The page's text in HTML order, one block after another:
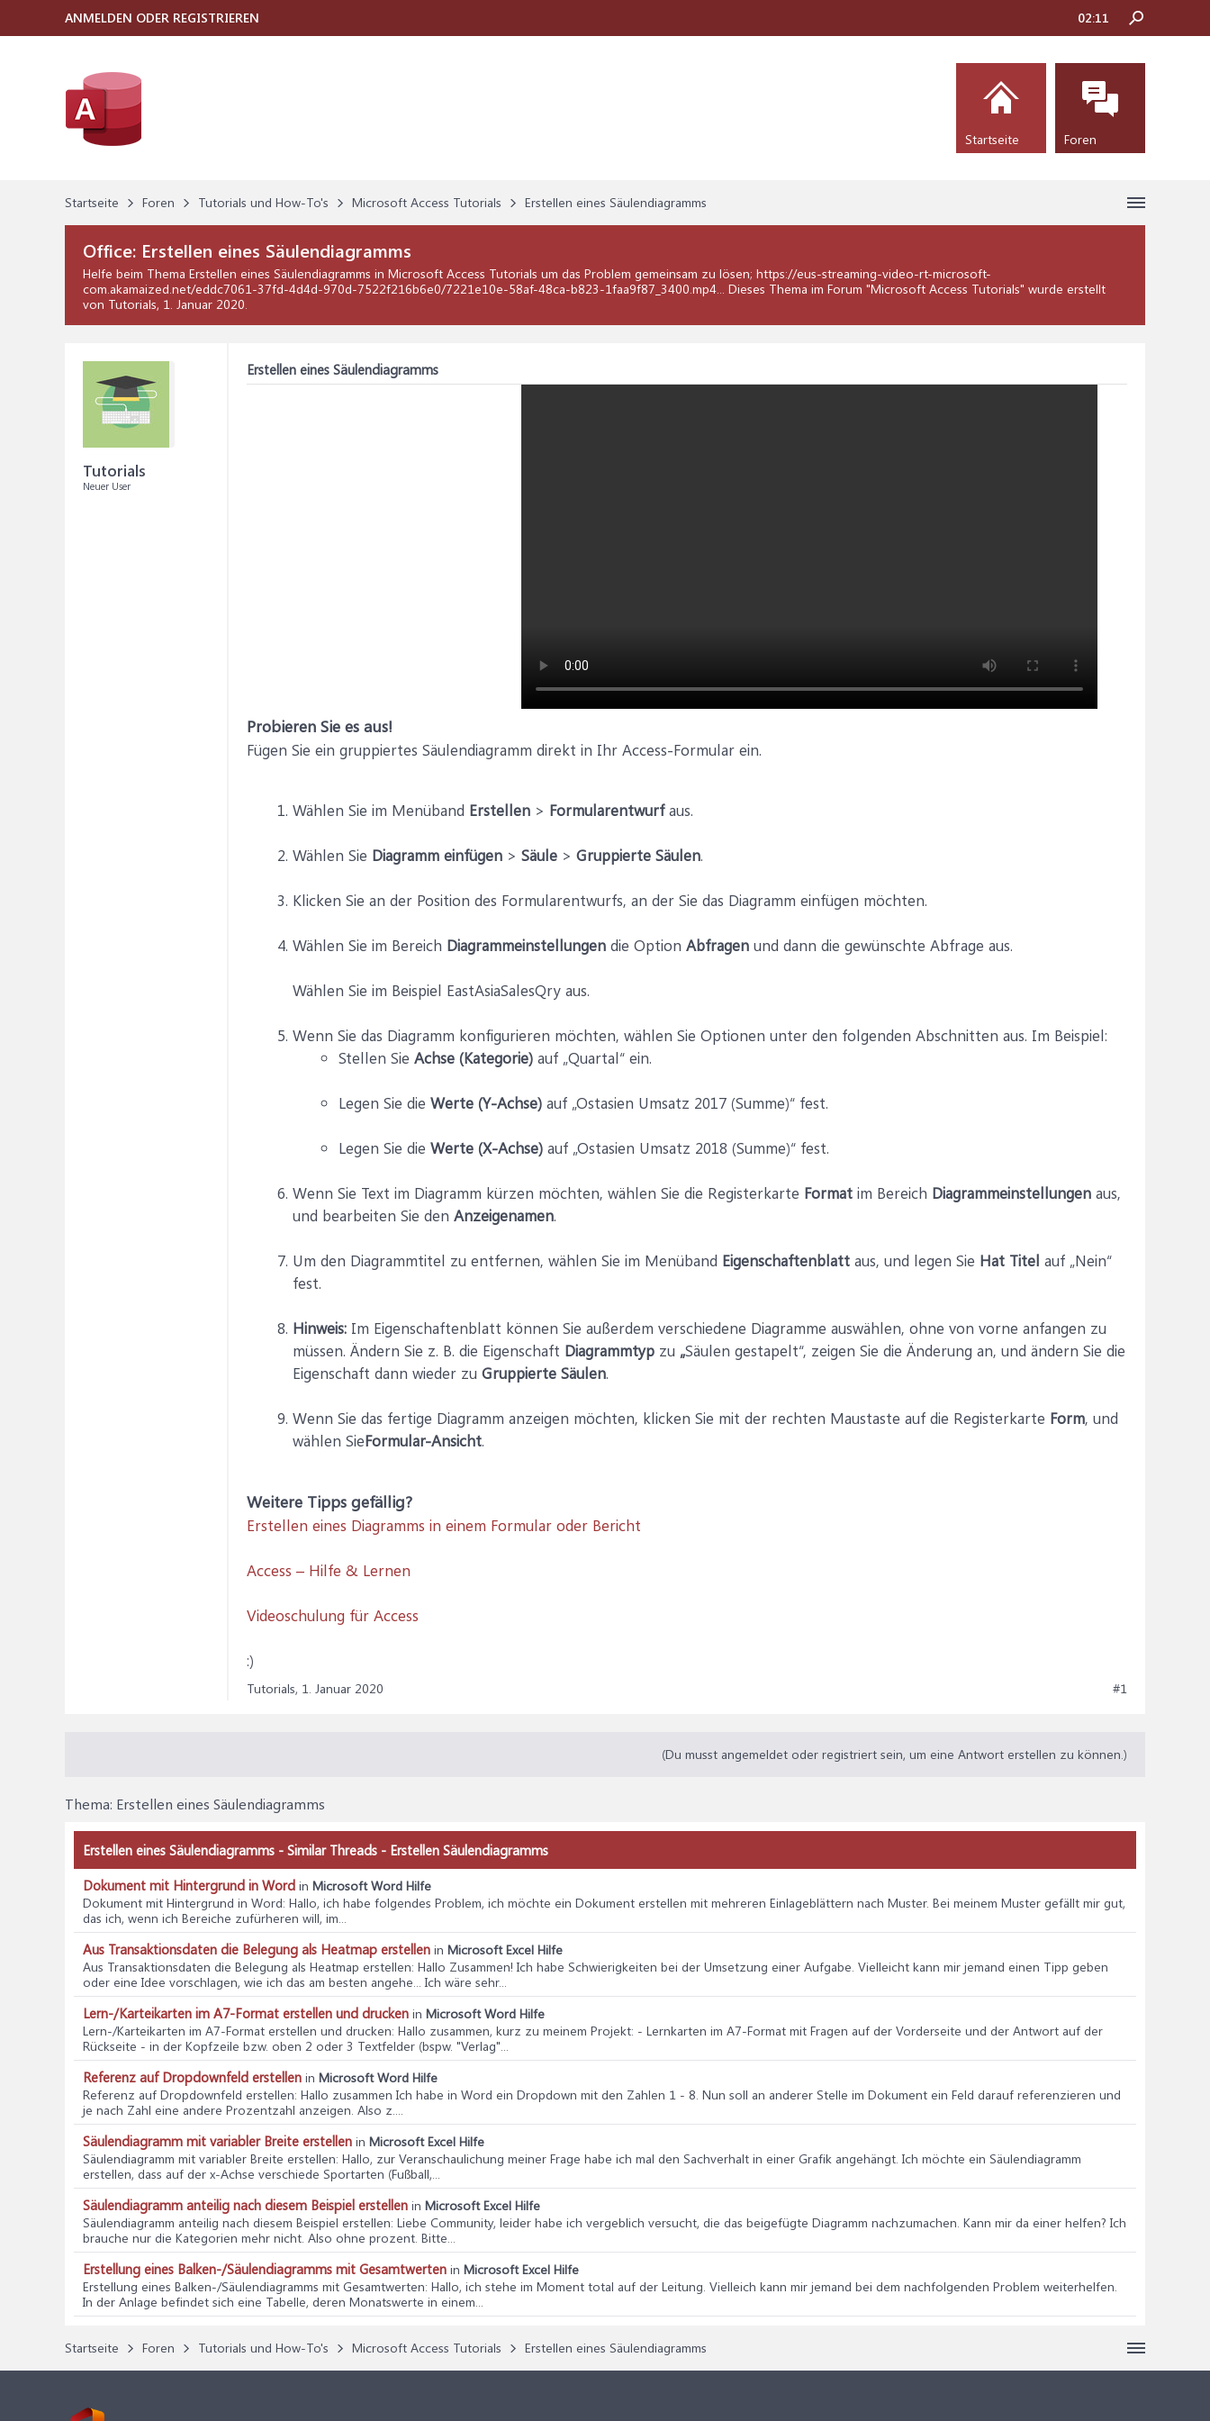
Startseite Foren Tutorials und How-To's Microsoft Access Tutorials Erstellen eines Säulendiagramms
Office: Erstellen eines Säulendiagramms
Helfe beim Thema Erstellen eines Säulendiagramms in Microsoft Access Tutorials um das Problem gemeinsam zu lösen; https://eus-streaming-video-rt-microsoft-
com.akamaized.net/eddc7061-37fd-4d4d-970d-7522f216b6e0/7221e10e-58af-48ca-b823-1faa9f87_3400.mp4... Dieses Thema im Forum "Microsoft Access Tutorials" wurde erstellt
von Tutorials, 1. Januar 2020.
Tutorials
Neuer User
Erstellen eines Säulendiagramms
Probieren Sie es aus!
Fügen Sie ein gruppiertes Säulendiagramm direkt in Ihr Access-Formular ein.
Wählen Sie im Menüband Erstellen > Formularentwurfaus.
Wählen Sie Diagramm einfügen > Säule > Gruppierte Säulen.
Klicken Sie an der Position des Formularentwurfs, an der Sie das Diagramm einfügen möchten.
Wählen Sie im Bereich Diagrammeinstellungen die Option Abfragen und dann die gewünschte Abfrage aus.
Wählen Sie im Beispiel EastAsiaSalesQry aus.
Wenn Sie das Diagramm konfigurieren möchten, wählen Sie Optionen unter den folgenden Abschnitten aus. Im Beispiel:
Stellen Sie Achse (Kategorie) auf „Quartal“ ein.
Legen Sie die Werte (Y-Achse) auf „Ostasien Umsatz 2017 (Summe)“ fest.
Legen Sie die Werte (X-Achse) auf „Ostasien Umsatz 2018 (Summe)“ fest.
Wenn Sie Text im Diagramm kürzen möchten, wählen Sie die Registerkarte Format im Bereich Diagrammeinstellungen aus,
und bearbeiten Sie den Anzeigenamen.
Um den Diagrammtitel zu entfernen, wählen Sie im Menüband Eigenschaftenblatt aus, und legen Sie Hat Titel auf „Nein“
fest.
Hinweis: Im Eigenschaftenblatt können Sie außerdem verschiedene Diagramme auswählen, ohne von vorne anfangen zu
müssen. Ändern Sie z. B. die Eigenschaft Diagrammtyp zu „Säulen gestapelt“, zeigen Sie die Änderung an, und ändern Sie die
Eigenschaft dann wieder zu Gruppierte Säulen.
Wenn Sie das fertige Diagramm anzeigen möchten, klicken Sie mit der rechten Maustaste auf die Registerkarte Form, und
wählen SieFormular-Ansicht.
Weitere Tipps gefällig?
Erstellen eines Diagramms in einem Formular oder Bericht
Access – Hilfe & Lernen
Videoschulung für Access
:)
Tutorials, 1. Januar 2020 #1
(Du musst angemeldet oder registriert sein, um eine Antwort erstellen zu können.)
Thema: Erstellen eines Säulendiagramms
Erstellen eines Säulendiagramms - Similar Threads - Erstellen Säulendiagramms
Dokument mit Hintergrund in Word in Microsoft Word Hilfe
Dokument mit Hintergrund in Word: Hallo, ich habe folgendes Problem, ich möchte ein Dokument erstellen mit mehreren Einlageblättern nach Muster. Bei meinem Muster gefällt mir gut,
das ich, wenn ich Bereiche zufürheren will, im...
Aus Transaktionsdaten die Belegung als Heatmap erstellen in Microsoft Excel Hilfe
Aus Transaktionsdaten die Belegung als Heatmap erstellen: Hallo Zusammen! Ich habe Schwierigkeiten bei der Umsetzung einer Aufgabe. Vielleicht kann mir jemand einen Tipp geben
oder eine Idee vorschlagen, wie ich das am besten angehe... Ich wäre sehr...
Lern-/Karteikarten im A7-Format erstellen und drucken in Microsoft Word Hilfe
Lern-/Karteikarten im A7-Format erstellen und drucken: Hallo zusammen, kurz zu meinem Projekt: - Lernkarten im A7-Format mit Fragen auf der Vorderseite und der Antwort auf der
Rückseite - in der Kopfzeile bzw. oben 2 oder 3 Textfelder (bspw. "Verlag"...
Referenz auf Dropdownfeld erstellen in Microsoft Word Hilfe
Referenz auf Dropdownfeld erstellen: Hallo zusammen Ich habe in Word ein Dropdown mit den Zahlen 1 - 8. Nun soll an anderer Stelle im Dokument ein Feld darauf referenzieren und
je nach Zahl eine andere Prozentzahl anzeigen. Also z....
Säulendiagramm mit variabler Breite erstellen in Microsoft Excel Hilfe
Säulendiagramm mit variabler Breite erstellen: Hallo, zur Veranschaulichung meiner Frage habe ich mal den Sachverhalt in einer Grafik angehängt. Ich möchte ein Säulendiagramm
erstellen, dass auf der x-Achse verschiede Sportarten (Fußball,...
Säulendiagramm anteilig nach diesem Beispiel erstellen in Microsoft Excel Hilfe
Säulendiagramm anteilig nach diesem Beispiel erstellen: Liebe Community, leider habe ich vergeblich versucht, die das beigefügte Diagramm nachzumachen. Kann mir da einer helfen? Ich
brauche nur die Kategorien mehr nicht. Also ohne prozent. Bitte...
Erstellung eines Balken-/Säulendiagramms mit Gesamtwerten in Microsoft Excel Hilfe
Erstellung eines Balken-/Säulendiagramms mit Gesamtwerten: Hallo, ich stehe im Moment total auf der Leitung. Vielleich kann mir jemand bei dem nachfolgenden Problem weiterhelfen.
In der Anlage befindet sich eine Tabelle, deren Monatswerte in einem...
Startseite Foren Tutorials und How-To's Microsoft Access Tutorials Erstellen eines Säulendiagramms
ANMELDEN ODER REGISTRIEREN 02:11
Startseite Foren